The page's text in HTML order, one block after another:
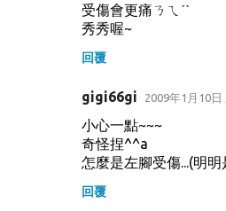
受傷會更痛ㄋㄟˊˋ
秀秀喔~
回覆
gigi66gi 2009年1月10日
小心一點~~~
奇怪捏^^a
怎麼是左腳受傷...(明明
回覆